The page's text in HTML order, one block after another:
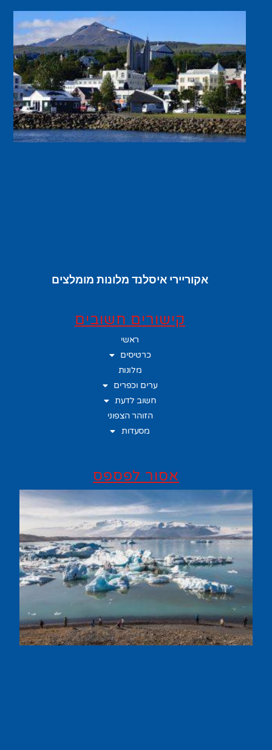
אקוריירי איסלנד מלונות מומלצים
קישורים חשובים
ראשי
כרטיסים
מלונות
ערים וכפרים
חשוב לדעת
הזוהר הצפוני
מסעדות
אסור לפספס